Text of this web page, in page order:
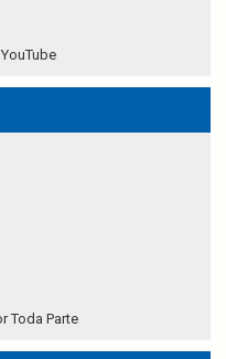
Toda Parte